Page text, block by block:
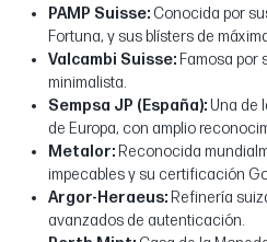
PAMP Suisse: Conocida por
Fortuna, y sus blísters de
Valcambi Suisse: Famosa por
minimalista.
Sempsa JP (España):Una de
de Europa, con amplio
Metalor: Reconocida
impecables y su certificación
Argor-Heraeus: Refinería
avanzados de autenticación.